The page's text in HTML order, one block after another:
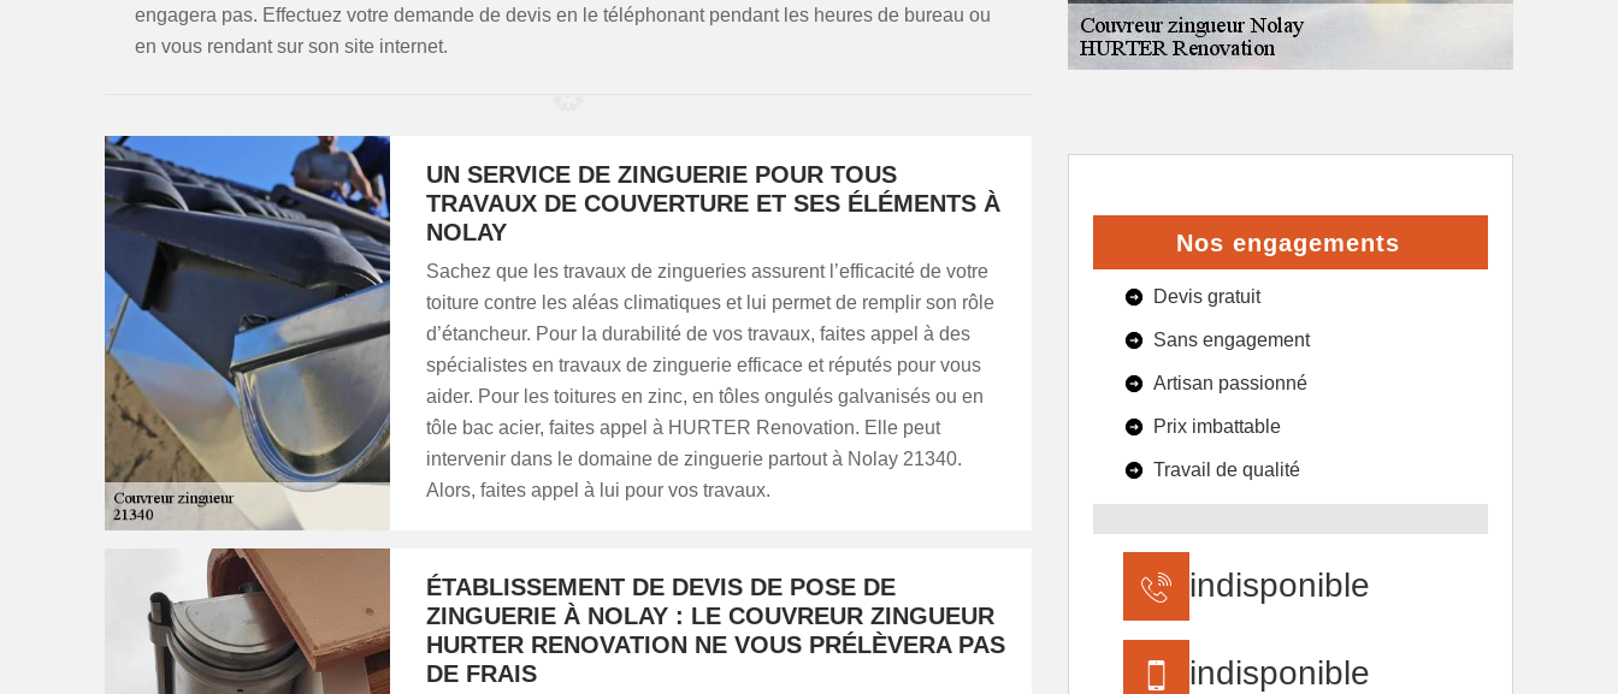
engagera pas. Effectuez votre demande de devis en le téléphonant pendant les heures de bureau ou
en vous rendant sur son site internet.
UN SERVICE DE ZINGUERIE POUR TOUS
TRAVAUX DE COUVERTURE ET SES ÉLÉMENTS À
NOLAY
Sachez que les travaux de zingueries assurent l’efficacité de votre
toiture contre les aléas climatiques et lui permet de remplir son rôle
d’étancheur. Pour la durabilité de vos travaux, faites appel à des
spécialistes en travaux de zinguerie efficace et réputés pour vous
aider. Pour les toitures en zinc, en tôles ongulés galvanisés ou en
tôle bac acier, faites appel à HURTER Renovation. Elle peut
intervenir dans le domaine de zinguerie partout à Nolay 21340.
Alors, faites appel à lui pour vos travaux.
ÉTABLISSEMENT DE DEVIS DE POSE DE
ZINGUERIE À NOLAY : LE COUVREUR ZINGUEUR
HURTER RENOVATION NE VOUS PRÉLÈVERA PAS
DE FRAIS
Nos engagements
Devis gratuit
Sans engagement
Artisan passionné
Prix imbattable
Travail de qualité
indisponible
indisponible